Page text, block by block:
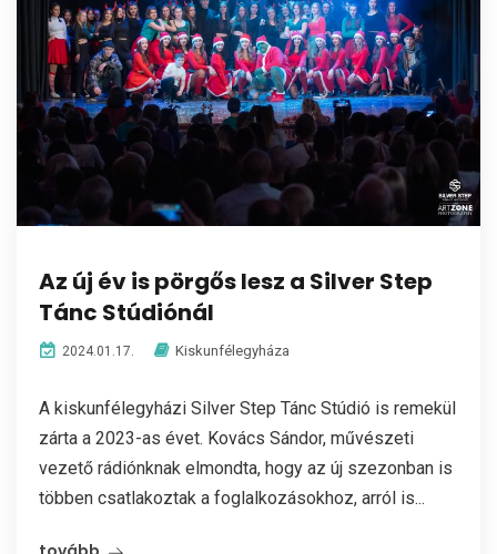
Az új év is pörgős lesz a Silver Step
Tánc Stúdiónál
2024.01.17. Kiskunfélegyháza
A kiskunfélegyházi Silver Step Tánc Stúdió is remekül
zárta a 2023-as évet. Kovács Sándor, művészeti
vezető rádiónknak elmondta, hogy az új szezonban is
többen csatlakoztak a foglalkozásokhoz, arról is...